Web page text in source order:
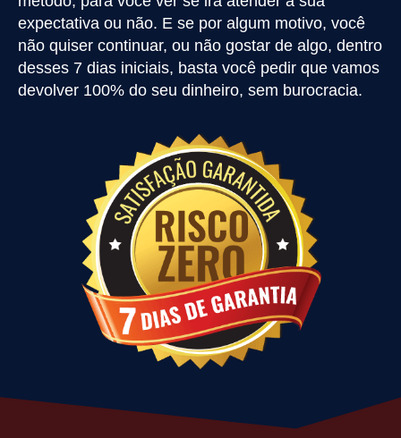
expectativa ou não. E se por algum motivo, você
não quiser continuar, ou não gostar de algo, dentro
desses 7 dias iniciais, basta você pedir que vamos
devolver 100% do seu dinheiro, sem burocracia.